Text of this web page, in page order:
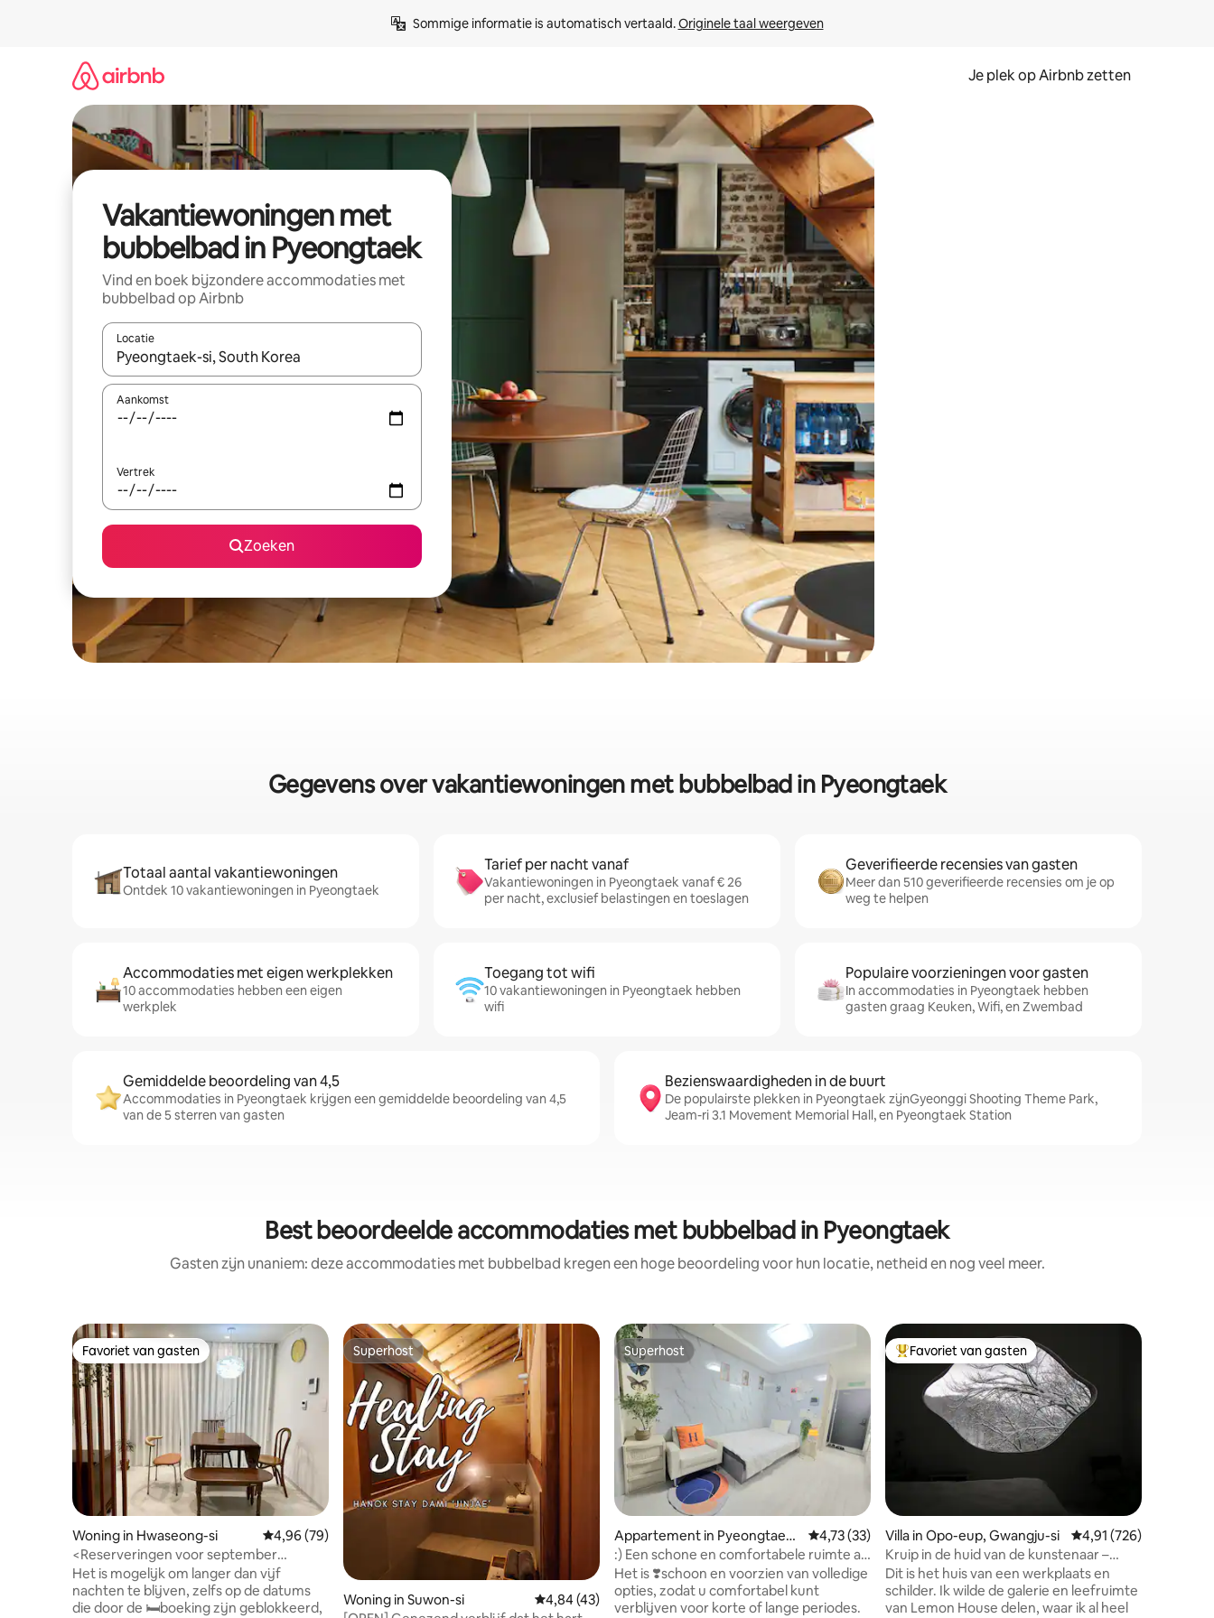
Sommige informatie is automatisch vertaald. Originele taal weergeven
Je plek op Airbnb zetten
Vakantiewoningen met
bubbelbad in Pyeongtaek
Vind en boek bijzondere accommodaties met
bubbelbad op Airbnb
Locatie
Wanneer er resultaten beschikbaar zijn, maak je een keuze met je de pijltjestoetsen omhoog en omlaag, óf door te tikken of swipen.
Aankomst
Vertrek
Zoeken
Gegevens over vakantiewoningen met bubbelbad in Pyeongtaek
Totaal aantal vakantiewoningen
Ontdek 10 vakantiewoningen in Pyeongtaek
Tarief per nacht vanaf
Vakantiewoningen in Pyeongtaek vanaf € 26
per nacht, exclusief belastingen en toeslagen
Geverifieerde recensies van gasten
Meer dan 510 geverifieerde recensies om je op
weg te helpen
Accommodaties met eigen werkplekken
10 accommodaties hebben een eigen
werkplek
Toegang tot wifi
10 vakantiewoningen in Pyeongtaek hebben
wifi
Populaire voorzieningen voor gasten
In accommodaties in Pyeongtaek hebben
gasten graag Keuken, Wifi, en Zwembad
Gemiddelde beoordeling van 4,5
Accommodaties in Pyeongtaek krijgen een gemiddelde beoordeling van 4,5
van de 5 sterren van gasten
Bezienswaardigheden in de buurt
De populairste plekken in Pyeongtaek zijnGyeonggi Shooting Theme Park,
Jeam-ri 3.1 Movement Memorial Hall, en Pyeongtaek Station
Best beoordeelde accommodaties met bubbelbad in Pyeongtaek
Gasten zijn unaniem: deze accommodaties met bubbelbad kregen een hoge beoordeling voor hun locatie, netheid en nog veel meer.
Favoriet van gasten
Favoriet van gasten
Woning in Hwaseong-si Gemiddelde beoordeling van 4,96 op 5, 79 recensies
4,96 (79)
<Reserveringen voor september
geopend!> Dongtan Central Park, een
geweldige plek voor een wandeling, 2
slaapkamers #Babybed #5 personen
Het is mogelijk om langer dan vijf
nachten te blijven, zelfs op de datums
die door de 🛏️boeking zijn geblokkeerd,
Superhost
Superhost
Woning in Suwon-si Gemiddelde beoordeling van 4,84 op 5, 43 recensies
4,84 (43)
Superhost
Superhost
Appartement in Pyeongtaek-
si
Gemiddelde beoordeling van 4,73 op 5, 33 recensies
4,73 (33)
:) Een schone en comfortabele ruimte als
thuis Een thuis weg van huis.
Het is ❣️schoon en voorzien van volledige
opties, zodat u comfortabel kunt
verblijven voor korte of lange periodes.
Topfavoriet van gasten
Favoriet van gasten
Villa in Opo-eup, Gwangju-si Gemiddelde
4,91 (726)
Kruip in de huid van de kunstenaar –
Lemon House van Kunio Kudo
Dit is het huis van een werkplaats en
schilder. Ik wilde de galerie en leefruimte
van Lemon House delen, waar ik al heel